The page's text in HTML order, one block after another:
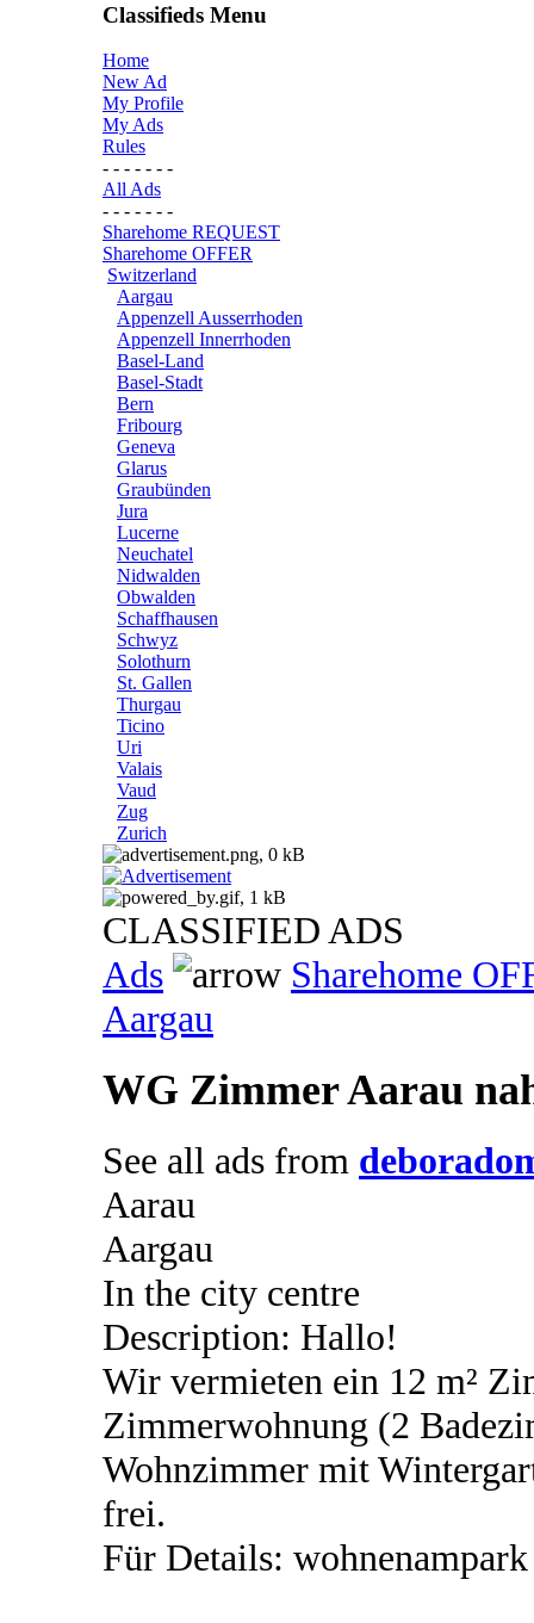
Classifieds Menu
Home
New Ad
My Profile
My Ads
Rules
- - - - - - -
All Ads
- - - - - - -
Sharehome REQUEST
Sharehome OFFER
Switzerland
Aargau
Appenzell Ausserrhoden
Appenzell Innerrhoden
Basel-Land
Basel-Stadt
Bern
Fribourg
Geneva
Glarus
Graubünden
Jura
Lucerne
Neuchatel
Nidwalden
Obwalden
Schaffhausen
Schwyz
Solothurn
St. Gallen
Thurgau
Ticino
Uri
Valais
Vaud
Zug
Zurich
CLASSIFIED ADS
Ads
Sharehome
Aargau
WG Zimmer Aarau
See all ads from
Aarau
Aargau
In the city centre
Description: Hallo!
Wir vermieten ein 12 m²
Zimmerwohnung (2
Wohnzimmer mit
frei.
Für Details: wohnenampark